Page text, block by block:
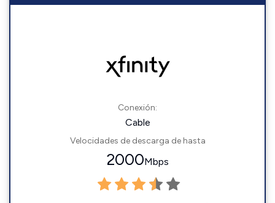
Conexión:
Cable
Velocidades de descarga de hasta
2000Mbps